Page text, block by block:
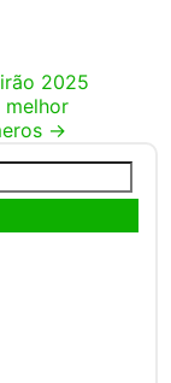
2025
melhor
→